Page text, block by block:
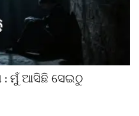
: ମୁଁ ଆସିଛି ସେଇଠୁ